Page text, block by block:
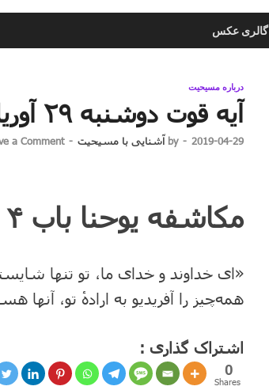
گالری عکس
درباره مسیحیت
آیه قوت دوشنبه ۲۹ آوریل ۲۰۱۹
2019-04-29
-
by آشنایی با مسیحیت -
a Comment
مکاشفه یوحنا باب ۴ آیه ۱۱
«ای خداوند و خدای ما، تو تنها
همه‌چیز را آفریدیو به ارادهٔ تو، آنها
اشتراک گذاری :
0
Shares